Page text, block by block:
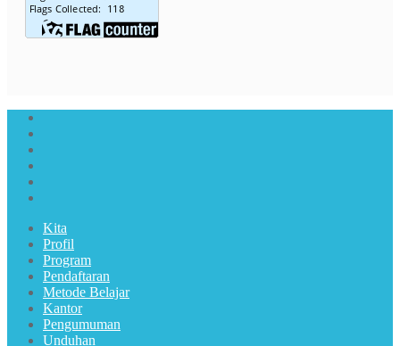
Kita
Profil
Program
Pendaftaran
Metode Belajar
Kantor
Pengumuman
Unduhan